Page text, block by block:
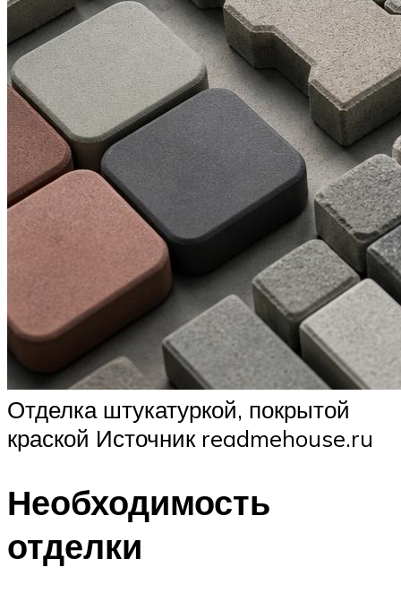
Отделка штукатуркой, покрытой
краской Источник readmehouse.ru
Необходимость
отделки